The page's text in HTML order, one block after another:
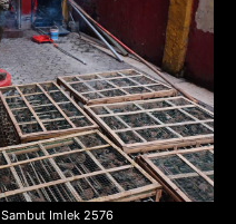
Imlek 2576